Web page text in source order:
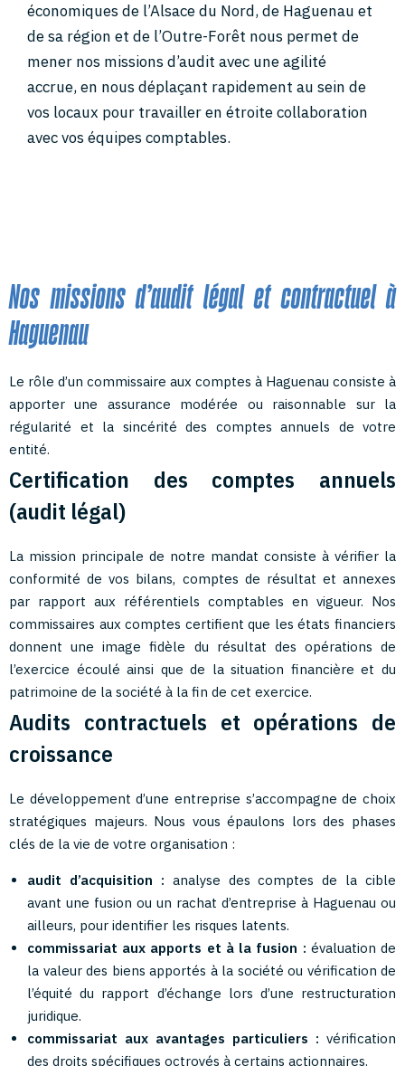
économiques de l’Alsace du Nord, de Haguenau et
de sa région et de l’Outre-Forêt nous permet de
mener nos missions d’audit avec une agilité
accrue, en nous déplaçant rapidement au sein de
vos locaux pour travailler en étroite collaboration
avec vos équipes comptables.
Nos missions d’audit légal et contractuel à
Haguenau
Le rôle d’un commissaire aux comptes à Haguenau consiste à
apporter une assurance modérée ou raisonnable sur la
régularité et la sincérité des comptes annuels de votre
entité.
Certification des comptes annuels
(audit légal)
La mission principale de notre mandat consiste à vérifier la
conformité de vos bilans, comptes de résultat et annexes
par rapport aux référentiels comptables en vigueur. Nos
commissaires aux comptes certifient que les états financiers
donnent une image fidèle du résultat des opérations de
l’exercice écoulé ainsi que de la situation financière et du
patrimoine de la société à la fin de cet exercice.
Audits contractuels et opérations de
croissance
Le développement d’une entreprise s’accompagne de choix
stratégiques majeurs. Nous vous épaulons lors des phases
clés de la vie de votre organisation :
audit d’acquisition : analyse des comptes de la cible
avant une fusion ou un rachat d’entreprise à Haguenau ou
ailleurs, pour identifier les risques latents.
commissariat aux apports et à la fusion : évaluation de
la valeur des biens apportés à la société ou vérification de
l’équité du rapport d’échange lors d’une restructuration
juridique.
commissariat aux avantages particuliers : vérification
des droits spécifiques octroyés à certains actionnaires.